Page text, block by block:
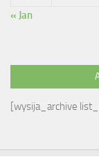
« Jan
[wysija_archive